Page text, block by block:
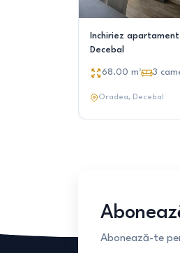
Inchiriez
Decebal
68.00 m² 3
Oradea, Decebal
Abonează-te